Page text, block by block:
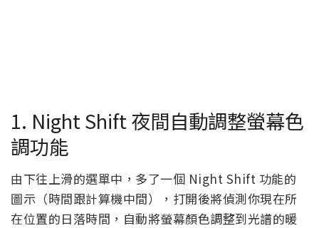
1. Night Shift 夜間自動調整螢幕色
調功能
由下往上滑的選單中，多了一個 Night Shift 功能的
圖示（時間跟計算機中間），打開後將偵測你現在所
在位置的日落時間，自動將螢幕顏色調整到光譜的暖